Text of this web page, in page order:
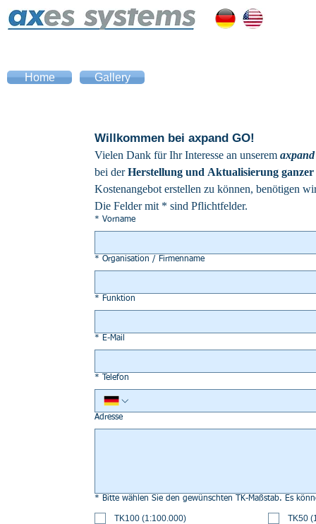
Home Gallery
Willkommen bei axpand GO!
Vielen Dank für Ihr Interesse an unserem axpand
bei der Herstellung und Aktualisierung
Kostenangebot erstellen zu können, benötigen
Die Felder mit * sind Pflichtfelder.
* Vorname
* Organisation / Firmenname
* Funktion
* E-Mail
* Telefon
Adresse
* Bitte wählen Sie
TK100 (1:100.000) TK50